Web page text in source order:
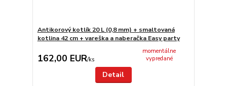
Antikorový kotlík 20 L (0,8 mm) + smaltovaná
kotlina 42 cm + vareška a naberačka Easy party
162,00 EUR/ks
momentálne
vypredané
Detail